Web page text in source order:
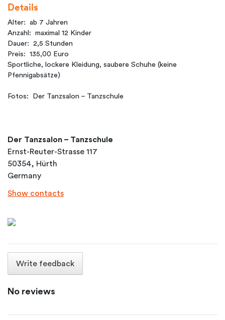
Details
Alter: ab 7 Jahren
Anzahl: maximal 12 Kinder
Dauer: 2,5 Stunden
Preis: 135,00 Euro
Sportliche, lockere Kleidung, saubere Schuhe (keine
Pfennigabsätze)
Fotos: Der Tanzsalon – Tanzschule
Der Tanzsalon – Tanzschule
Ernst-Reuter-Strasse 117
50354, Hürth
Germany
Show contacts
Write feedback
No reviews